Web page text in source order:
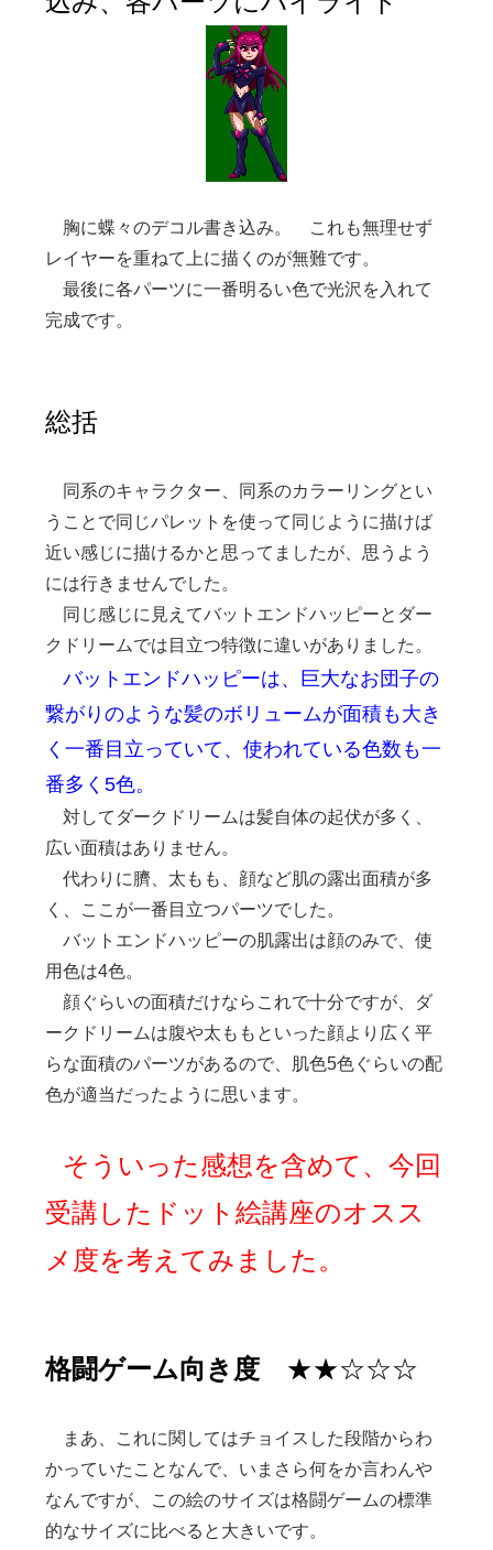
胸に蝶々のデコル書き込み。 これも無理せず
レイヤーを重ねて上に描くのが無難です。
最後に各パーツに一番明るい色で光沢を入れて
完成です。
総括
同系のキャラクター、同系のカラーリングとい
うことで同じパレットを使って同じように描けば
近い感じに描けるかと思ってましたが、思うよう
には行きませんでした。
同じ感じに見えてバットエンドハッピーとダー
クドリームでは目立つ特徴に違いがありました。
バットエンドハッピーは、巨大なお団子の
繋がりのような髪のボリュームが面積も大き
く一番目立っていて、使われている色数も一
番多く5色。
対してダークドリームは髪自体の起伏が多く、
広い面積はありません。
代わりに臍、太もも、顔など肌の露出面積が多
く、ここが一番目立つパーツでした。
バットエンドハッピーの肌露出は顔のみで、使
用色は4色。
顔ぐらいの面積だけならこれで十分ですが、ダ
ークドリームは腹や太ももといった顔より広く平
らな面積のパーツがあるので、肌色5色ぐらいの配
色が適当だったように思います。
そういった感想を含めて、今回
受講したドット絵講座のオスス
メ度を考えてみました。
格闘ゲーム向き度 ★★☆☆☆
まあ、これに関してはチョイスした段階からわ
かっていたことなんで、いまさら何をか言わんや
なんですが、この絵のサイズは格闘ゲームの標準
的なサイズに比べると大きいです。